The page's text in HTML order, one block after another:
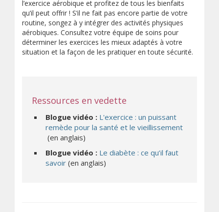
l’exercice aérobique et profitez de tous les bienfaits
qu’il peut offrir ! S’il ne fait pas encore partie de votre
routine, songez à y intégrer des activités physiques
aérobiques. Consultez votre équipe de soins pour
déterminer les exercices les mieux adaptés à votre
situation et la façon de les pratiquer en toute sécurité.
Ressources en vedette
Blogue vidéo : L'exercice : un puissant
remède pour la santé et le vieillissement
(s’ouvre sur un autre site)
(en anglais)
Blogue vidéo : Le diabète : ce qu’il faut
savoir(s’ouvre sur un autre site)
(en anglais)